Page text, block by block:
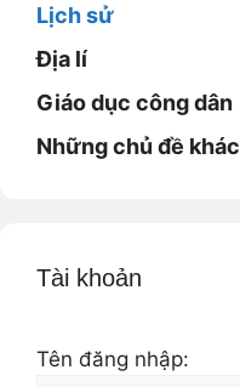
Lịch sử
Địa lí
Giáo dục công dân
Những chủ đề khác
Tài khoản
Tên đăng nhập: